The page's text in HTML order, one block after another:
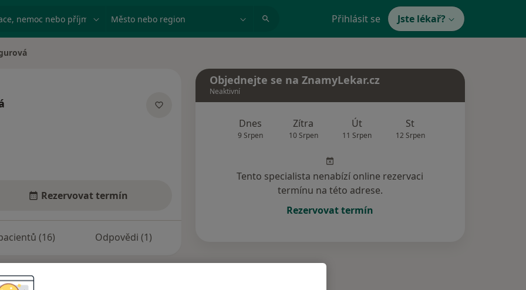
nemoc nebo příjmení Město nebo region Přihlásit se Jste lékař?
Rezervovat termín
(16) Odpovědi (1)
Objednejte se na ZnamyLekar.cz
Neaktivní
Dnes
9 Srpen
Zítra
10 Srpen
Út
11 Srpen
St
12 Srpen
Tento specialista nenabízí online rezervaci
termínu na této adrese.
Rezervovat termín